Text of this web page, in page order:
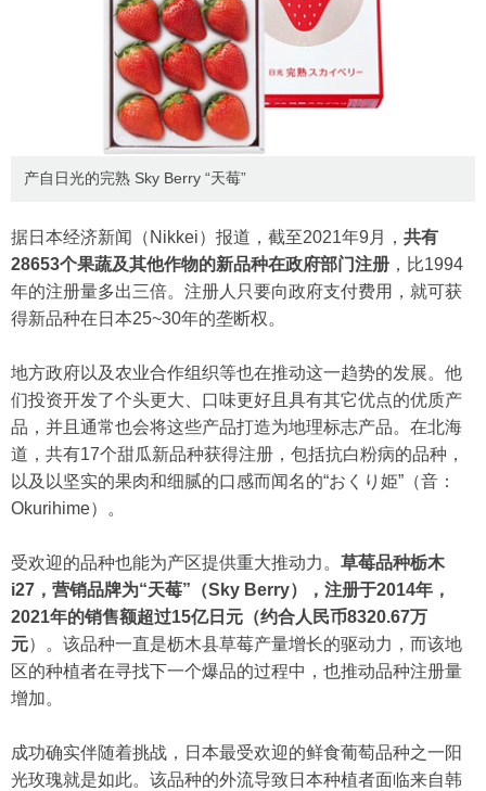
产自日光的完熟 Sky Berry “天莓”
据日本经济新闻（Nikkei）报道，截至2021年9月， 共有
28653个果蔬及其他作物的新品种在政府部门注册 ，比1994
年的注册量多出三倍。注册人只要向政府支付费用，就可获
得新品种在日本25~30年的垄断权。
地方政府以及农业合作组织等也在推动这一趋势的发展。他
们投资开发了个头更大、口味更好且具有其它优点的优质产
品，并且通常也会将这些产品打造为地理标志产品。在北海
道，共有17个甜瓜新品种获得注册，包括抗白粉病的品种，
以及以坚实的果肉和细腻的口感而闻名的“おくり姫”（音：
Okurihime）。
受欢迎的品种也能为产区提供重大推动力。 草莓品种栃木
i27，营销品牌为“天莓”（Sky Berry），注册于2014年，
2021年的销售额超过15亿日元（约合人民币8320.67万
元）。该品种一直是枥木县草莓产量增长的驱动力，而该地
区的种植者在寻找下一个爆品的过程中，也推动品种注册量
增加。
成功确实伴随着挑战，日本最受欢迎的鲜食葡萄品种之一阳
光玫瑰就是如此。该品种的外流导致日本种植者面临来自韩